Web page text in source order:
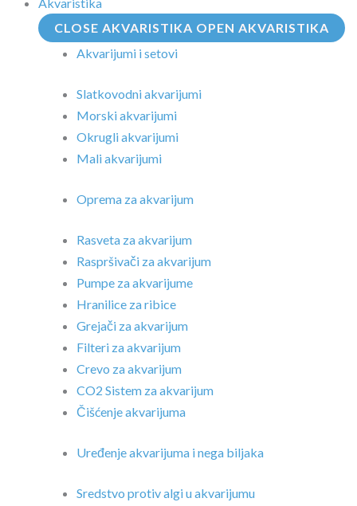
CLOSE AKVARISTIKA OPEN AKVARISTIKA
Akvarijumi i setovi
Slatkovodni akvarijumi
Morski akvarijumi
Okrugli akvarijumi
Mali akvarijumi
Oprema za akvarijum
Rasveta za akvarijum
Raspršivači za akvarijum
Pumpe za akvarijume
Hranilice za ribice
Grejači za akvarijum
Filteri za akvarijum
Crevo za akvarijum
CO2 Sistem za akvarijum
Čišćenje akvarijuma
Uređenje akvarijuma i nega biljaka
Sredstvo protiv algi u akvarijumu